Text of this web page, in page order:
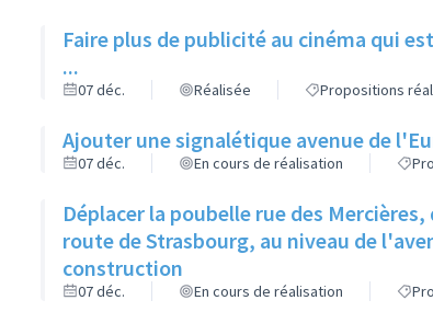
Faire plus de publicité au cinéma qui
...
07 déc. Réalisée Propositions
Ajouter une signalétique avenue de
07 déc. En cours de réalisation
Déplacer la poubelle rue des
route de Strasbourg, au niveau de
construction
07 déc. En cours de réalisation